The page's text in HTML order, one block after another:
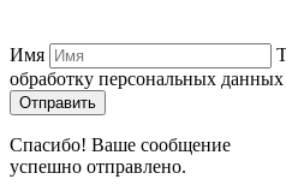
Имя
обработку персональных данных
Отправить
Спасибо! Ваше сообщение
успешно отправлено.